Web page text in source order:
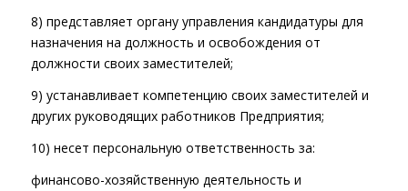
8) представляет органу управления кандидатуры для
назначения на должность и освобождения от
должности своих заместителей;
9) устанавливает компетенцию своих заместителей и
других руководящих работников Предприятия;
10) несет персональную ответственность за:
финансово-хозяйственную деятельность и